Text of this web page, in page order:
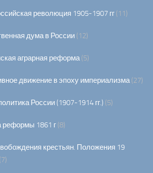
революция 1905-1907 гг (11)
дума в России (12)
аграрная реформа(5)
движение в эпоху империализма(27)
России (1907-1914 гг.) (5)
реформы 1861 г (8)
крестьян. Положения 19
(7)